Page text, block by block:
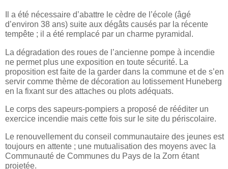
Il a été nécessaire d’abattre le cèdre de l’école (âgé
d’environ 38 ans) suite aux dégâts causés par la récente
tempête ; il a été remplacé par un charme pyramidal.
La dégradation des roues de l’ancienne pompe à incendie
ne permet plus une exposition en toute sécurité. La
proposition est faite de la garder dans la commune et de s’en
servir comme thème de décoration au lotissement Huneberg
en la fixant sur des attaches ou plots adéquats.
Le corps des sapeurs-pompiers a proposé de rééditer un
exercice incendie mais cette fois sur le site du périscolaire.
Le renouvellement du conseil communautaire des jeunes est
toujours en attente ; une mutualisation des moyens avec la
Communauté de Communes du Pays de la Zorn étant
projetée.